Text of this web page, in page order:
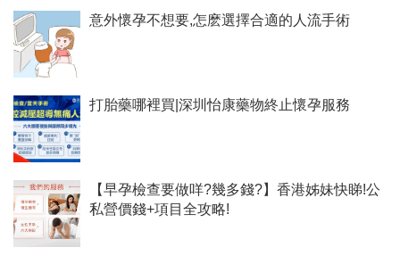
意外懷孕不想要,怎麽選擇合適的人流手術
打胎藥哪裡買|深圳怡康藥物終止懷孕服務
【早孕檢查要做咩?幾多錢?】香港姊妹快睇!公
私營價錢+項目全攻略!